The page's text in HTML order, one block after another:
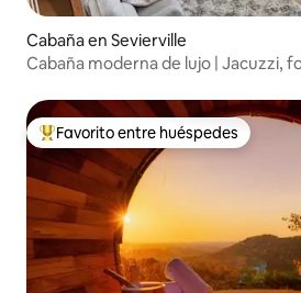
Cabaña en Sevierville
Cabaña moderna de lujo | Jacuzzi,
Favorito entre los huéspedes más
Favorito entre huéspedes